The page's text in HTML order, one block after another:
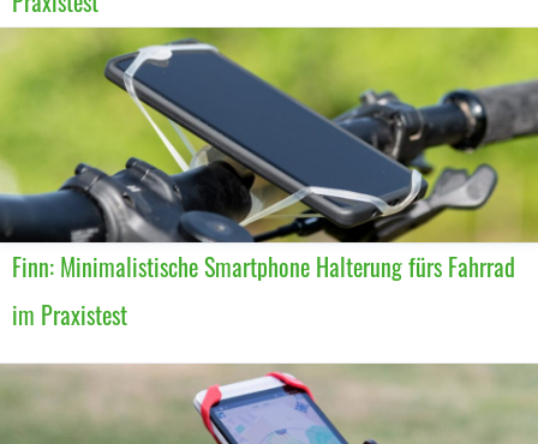
Finn: Minimalistische Smartphone Halterung fürs Fahrrad
im Praxistest